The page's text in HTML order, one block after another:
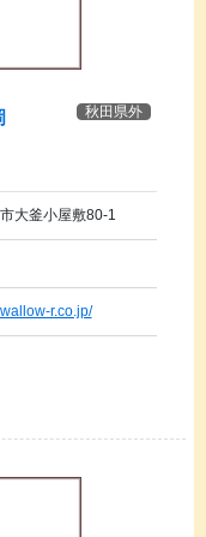
秋田県外
大釜小屋敷80-1
r.co.jp/